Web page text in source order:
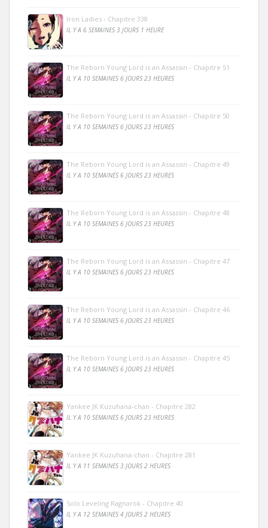
Iron Ladies - Chapitre 338
IL Y A 6 SEMAINES 3 JOURS 1 HEURE
The Reborn Young Lord is an Assassin - Chapitre 51
IL Y A 10 SEMAINES 6 JOURS 23 HEURES
The Reborn Young Lord is an Assassin - Chapitre 50
IL Y A 10 SEMAINES 6 JOURS 23 HEURES
The Reborn Young Lord is an Assassin - Chapitre 49
IL Y A 10 SEMAINES 6 JOURS 23 HEURES
The Reborn Young Lord is an Assassin - Chapitre 48
IL Y A 10 SEMAINES 6 JOURS 23 HEURES
The Reborn Young Lord is an Assassin - Chapitre 47
IL Y A 10 SEMAINES 6 JOURS 23 HEURES
The Reborn Young Lord is an Assassin - Chapitre 46
IL Y A 10 SEMAINES 6 JOURS 23 HEURES
The Reborn Young Lord is an Assassin - Chapitre 45
IL Y A 10 SEMAINES 6 JOURS 23 HEURES
Yankee JK Kuzuhana-chan - Chapitre 282
IL Y A 10 SEMAINES 6 JOURS 23 HEURES
Yankee JK Kuzuhana-chan - Chapitre 281
IL Y A 11 SEMAINES 3 JOURS 2 HEURES
Solo Leveling Ragnarok - Chapitre 40
IL Y A 12 SEMAINES 4 JOURS 2 HEURES